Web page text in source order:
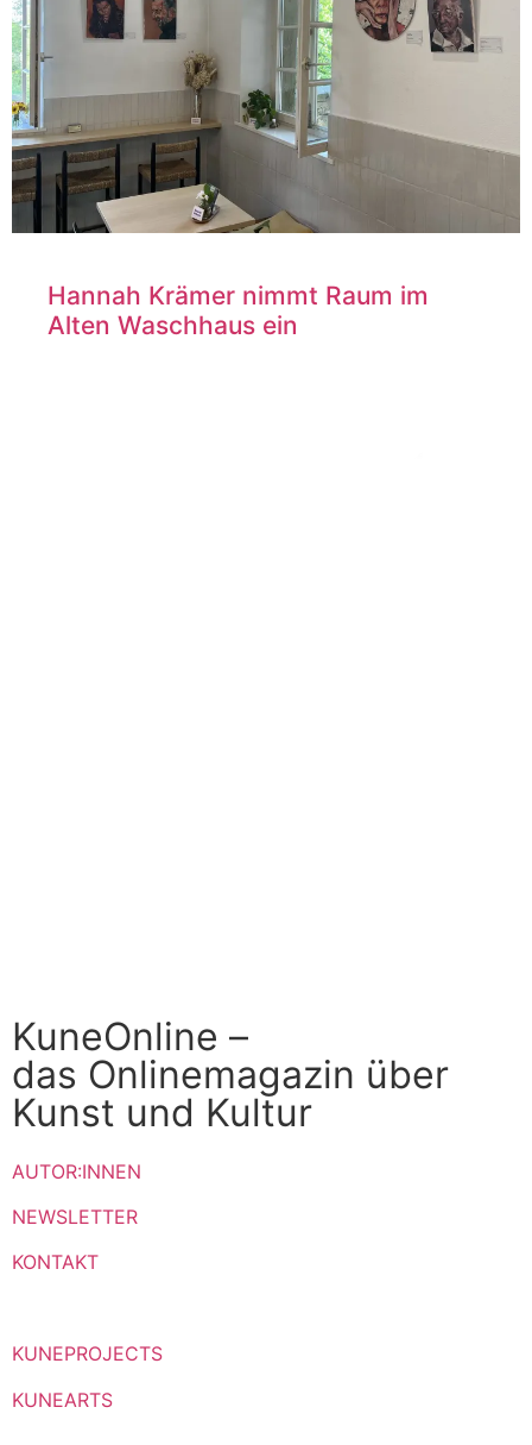
Hannah Krämer nimmt Raum im
Alten Waschhaus ein
KuneOnline –
das Onlinemagazin über
Kunst und Kultur
AUTOR:INNEN
NEWSLETTER
KONTAKT
KUNEPROJECTS
KUNEARTS